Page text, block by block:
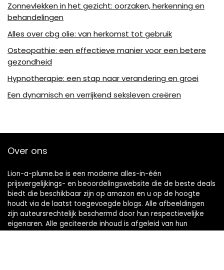
Zonnevlekken in het gezicht: oorzaken, herkenning en
behandelingen
Alles over cbg olie: van herkomst tot gebruik
Osteopathie: een effectieve manier voor een betere
gezondheid
Hypnotherapie: een stap naar verandering en groei
Een dynamisch en verrijkend seksleven creëren
Over ons
Lion-a-plume.be is een moderne alles-in-één
prijsvergelijkings- en beoordelingswebsite die de beste deals
biedt die beschikbaar zijn op amazon en u op de hoogte
houdt via de laatst toegevoegde blogs. Alle afbeeldingen
zijn auteursrechtelijk beschermd door hun respectievelijke
eigenaren. Alle geciteerde inhoud is afgeleid van hun